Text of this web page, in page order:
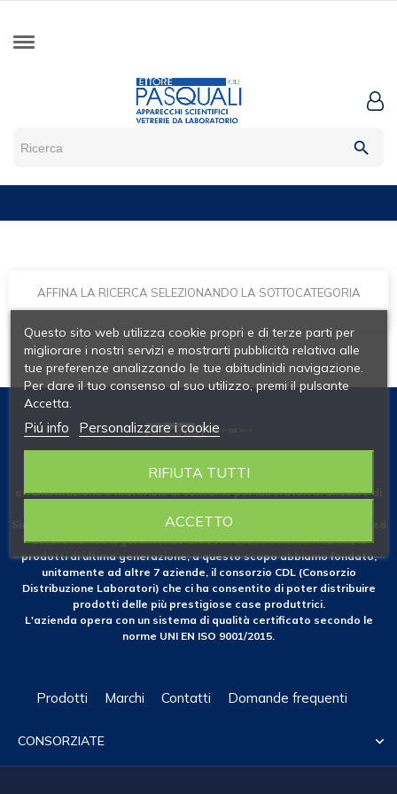
search
AFFINA LA RICERCA SELEZIONANDO LA SOTTOCATEGORIA
Fondata nel 1953 come azienda specializzata nelle forniture di
strumentazione e materiale di consumo per laboratori di analisi e di
Siamo costantemente attenti alle novità che il mercato nazionale ed
estero richiede, garantendo ai nostri clienti strumentazione e
prodotti di ultima generazione; a questo scopo abbiamo fondato,
unitamente ad altre 7 aziende, il consorzio CDL (Consorzio
Distribuzione Laboratori) che ci ha consentito di poter distribuire
prodotti delle più prestigiose case produttrici.
L'azienda opera con un sistema di qualità certificato secondo le
norme UNI EN ISO 9001/2015.
Prodotti Marchi Contatti Domande frequenti
CONSORZIATE 
Questo sito web utilizza cookie propri e di terze parti per
migliorare i nostri servizi e mostrarti pubblicità relativa alle
tue preferenze analizzando le tue abitudinidi navigazione.
Per dare il tuo consenso al suo utilizzo, premi il pulsante
Accetta.
Piú info Personalizzare i cookie
RIFIUTA TUTTI
ACCETTO